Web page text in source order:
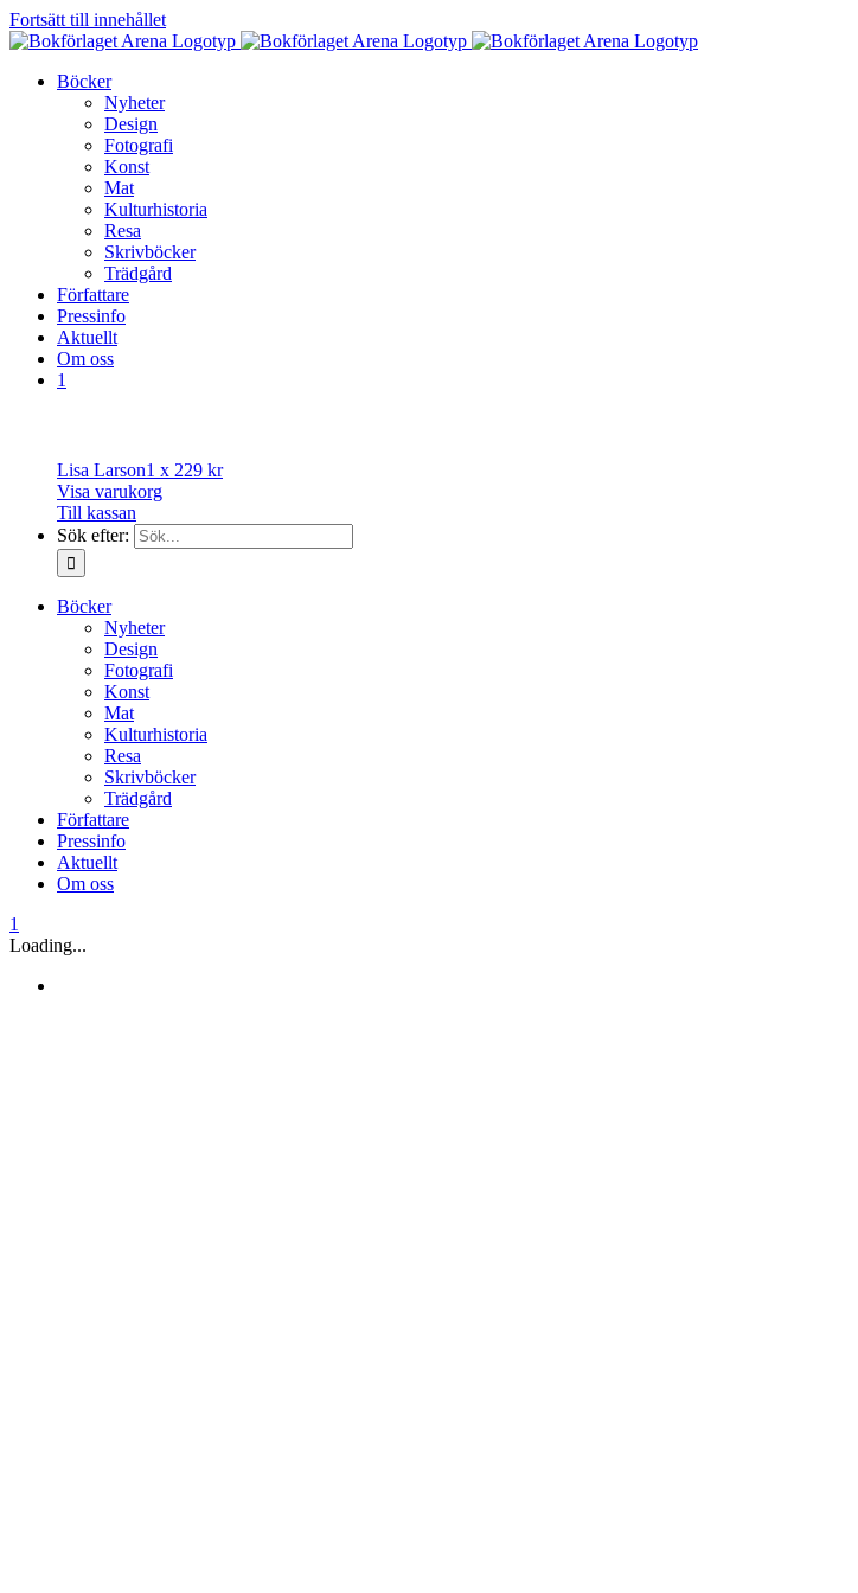
Fortsätt till innehållet
Böcker
Nyheter
Design
Fotografi
Konst
Mat
Kulturhistoria
Resa
Skrivböcker
Trädgård
Författare
Pressinfo
Aktuellt
Om oss
1
Lisa Larson1 x 229 kr
Visa varukorg
Till kassan
Sök efter:
Böcker
Nyheter
Design
Fotografi
Konst
Mat
Kulturhistoria
Resa
Skrivböcker
Trädgård
Författare
Pressinfo
Aktuellt
Om oss
1
Loading...